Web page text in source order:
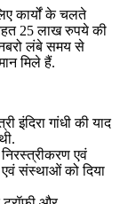
कार्यों के चलते
25 लाख रुपये की
लंबे समय से
मिले हैं.
इंदिरा गांधी की याद
निरस्त्रीकरण एवं
संस्थाओं को दिया